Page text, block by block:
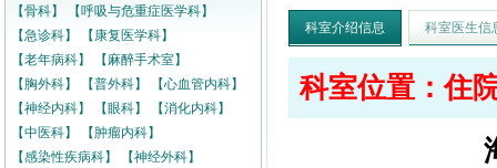
【骨科】
【呼吸与危重症医学科】
【急诊科】
【康复医学科】
【老年病科】
【麻醉手术室】
【胸外科】
【普外科】
【心血管内科】
【神经内科】
【眼科】
【消化内科】
【中医科】
【肿瘤内科】
【感染性疾病科】
【神经外科】
科室介绍信息 科室医生信
科室位置：住